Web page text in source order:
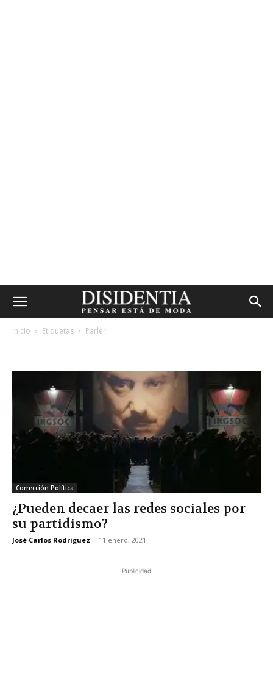
Inicio Etiquetas Parler
Corrección Política
¿Pueden decaer las redes sociales por
su partidismo?
José Carlos Rodríguez - 11 enero, 2021
Publicidad